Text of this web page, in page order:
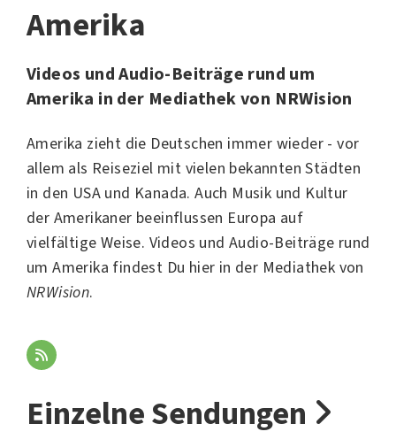
Amerika
Videos und Audio-Beiträge rund um
Amerika in der Mediathek von NRWision
Amerika zieht die Deutschen immer wieder - vor
allem als Reiseziel mit vielen bekannten Städten
in den USA und Kanada. Auch Musik und Kultur
der Amerikaner beeinflussen Europa auf
vielfältige Weise. Videos und Audio-Beiträge rund
um Amerika findest Du hier in der Mediathek von
NRWision.
Einzelne Sendungen